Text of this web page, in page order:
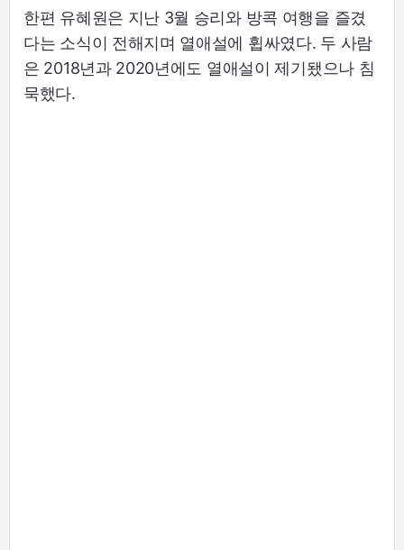
한편 유혜원은 지난 3월 승리와 방콕 여행을 즐겼
다는 소식이 전해지며 열애설에 휩싸였다. 두 사람
은 2018년과 2020년에도 열애설이 제기됐으나 침
묵했다.